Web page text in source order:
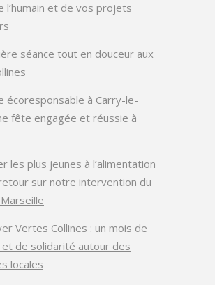
l’humain et de vos projets
séance tout en douceur aux
écoresponsable à Carry-le-
fête engagée et réussie à
les plus jeunes à l’alimentation
sur notre intervention du
Vertes Collines : un mois de
de solidarité autour des
locales